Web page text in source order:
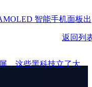
智能手机面板出
返回列
，这些黑科技立了大